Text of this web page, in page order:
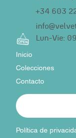
+34 603
Lun-Vie:
Colecciones
Inicio
Contacto
Política de